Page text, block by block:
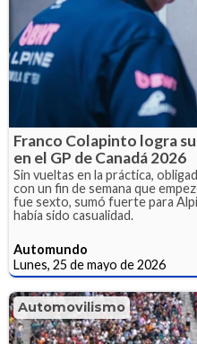
Franco Colapinto logra
en el GP de Canadá 2026
Sin vueltas en la práctica,
con un fin de semana que
fue sexto, sumó fuerte para
había sido casualidad.
Automundo
Lunes, 25 de mayo de 2026
Automovilismo